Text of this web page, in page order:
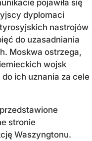
pojawiła się
dyplomaci
nastrojów
do uzasadniania
Moskwa ostrzega,
wojsk
ich uznania za cele
stronie
Waszyngtonu.